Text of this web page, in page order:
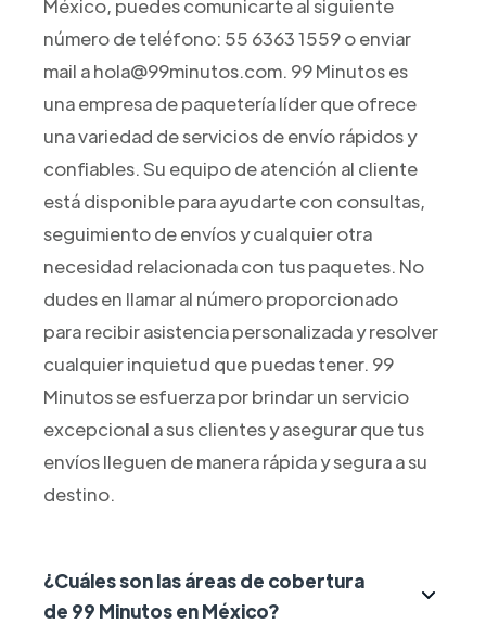
México, puedes comunicarte al siguiente
número de teléfono: 55 6363 1559 o enviar
mail a hola@99minutos.com. 99 Minutos es
una empresa de paquetería líder que ofrece
una variedad de servicios de envío rápidos y
confiables. Su equipo de atención al cliente
está disponible para ayudarte con consultas,
seguimiento de envíos y cualquier otra
necesidad relacionada con tus paquetes. No
dudes en llamar al número proporcionado
para recibir asistencia personalizada y resolver
cualquier inquietud que puedas tener. 99
Minutos se esfuerza por brindar un servicio
excepcional a sus clientes y asegurar que tus
envíos lleguen de manera rápida y segura a su
destino.
¿Cuáles son las áreas de cobertura
de 99 Minutos en México?